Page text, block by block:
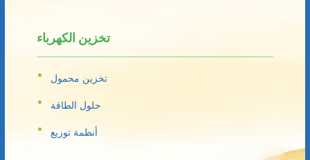
تخزين الكهرباء
تخزين محمول
حلول الطاقة
أنظمة توزيع